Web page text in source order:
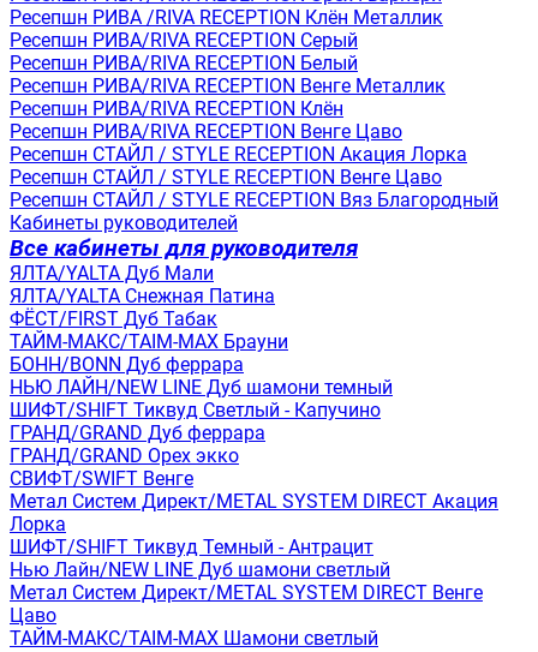
Ресепшн РИВА /RIVA RECEPTION Клён Металлик
Ресепшн РИВА/RIVA RECEPTION Серый
Ресепшн РИВА/RIVA RECEPTION Белый
Ресепшн РИВА/RIVA RECEPTION Венге Металлик
Ресепшн РИВА/RIVA RECEPTION Клён
Ресепшн РИВА/RIVA RECEPTION Венге Цаво
Ресепшн СТАЙЛ / STYLE RECEPTION Акация Лорка
Ресепшн СТАЙЛ / STYLE RECEPTION Венге Цаво
Ресепшн СТАЙЛ / STYLE RECEPTION Вяз Благородный
Кабинеты руководителей
Все кабинеты для руководителя
ЯЛТА/YALTA Дуб Мали
ЯЛТА/YALTA Снежная Патина
ФЁСТ/FIRST Дуб Табак
ТАЙМ-МАКС/TAIM-MAX Брауни
БОНН/BONN Дуб феррара
НЬЮ ЛАЙН/NEW LINE Дуб шамони темный
ШИФТ/SHIFT Тиквуд Светлый - Капучино
ГРАНД/GRAND Дуб феррара
ГРАНД/GRAND Орех экко
СВИФТ/SWIFT Венге
Метал Систем Директ/METAL SYSTEM DIRECT Акация
Лорка
ШИФТ/SHIFT Тиквуд Темный - Антрацит
Нью Лайн/NEW LINE Дуб шамони светлый
Метал Систем Директ/METAL SYSTEM DIRECT Венге
Цаво
ТАЙМ-МАКС/TAIM-MAX Шамони светлый